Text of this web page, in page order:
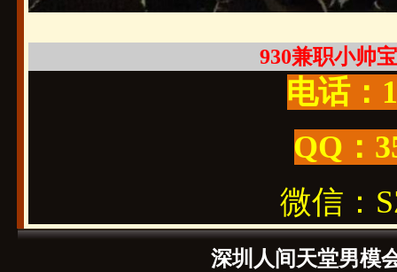
930兼职小帅
电话：
QQ：
微信：
深圳人间天堂男模